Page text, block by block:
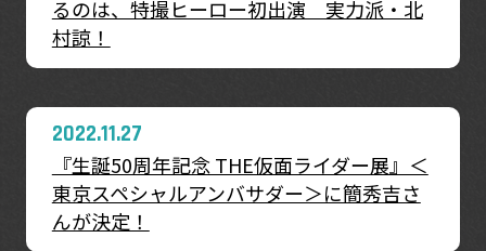
るのは、特撮ヒーロー初出演 実力派・北
村諒！
2022.11.27
『生誕50周年記念 THE仮面ライダー展』＜
東京スペシャルアンバサダー＞に簡秀吉さ
んが決定！